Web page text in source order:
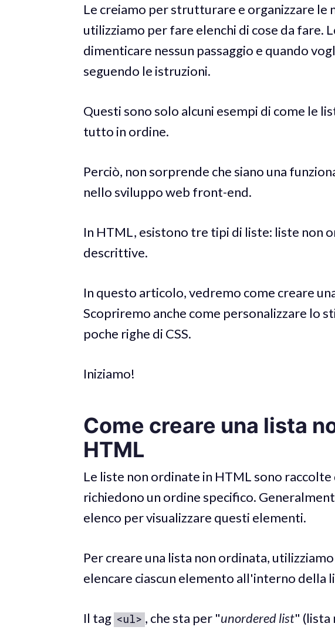
Le creiamo per strutturare e organizzare le
utilizziamo per fare elenchi di cose da fare.
dimenticare nessun passaggio e quando
seguendo le istruzioni.
Questi sono solo alcuni esempi di come le
tutto in ordine.
Perciò, non sorprende che siano una
nello sviluppo web front-end.
In HTML, esistono tre tipi di liste: liste non
descrittive.
In questo articolo, vedremo come creare
Scopriremo anche come personalizzare lo
poche righe di CSS.
Iniziamo!
Come creare una lista
HTML
Le liste non ordinate in HTML sono
richiedono un ordine specifico.
elenco per visualizzare questi elementi.
Per creare una lista non ordinata,
elencare ciascun elemento all'interno della
Il tag <ul> , che sta per "unordered list" (lista